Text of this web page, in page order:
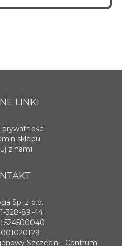
LINKI
prywatności
sklepu
z nami
Sp. z o.o.
328-89-44
524500040
Szczecin - Centrum